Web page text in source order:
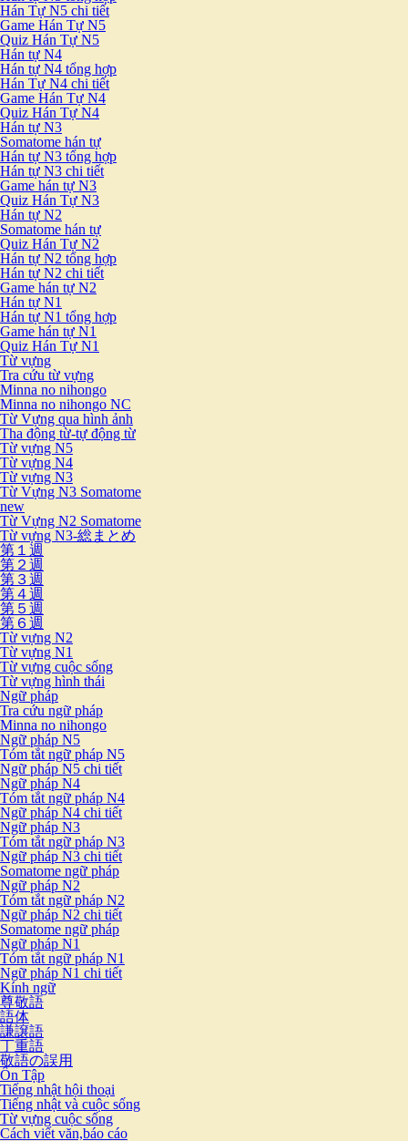
Hán Tự N5 chi tiết
Game Hán Tự N5
Quiz Hán Tự N5
Hán tự N4
Hán tự N4 tổng hợp
Hán Tự N4 chi tiết
Game Hán Tự N4
Quiz Hán Tự N4
Hán tự N3
Somatome hán tự
Hán tự N3 tổng hợp
Hán tự N3 chi tiết
Game hán tự N3
Quiz Hán Tự N3
Hán tự N2
Somatome hán tự
Quiz Hán Tự N2
Hán tự N2 tổng hợp
Hán tự N2 chi tiết
Game hán tự N2
Hán tự N1
Hán tự N1 tổng hợp
Game hán tự N1
Quiz Hán Tự N1
Từ vựng
Tra cứu từ vựng
Minna no nihongo
Minna no nihongo NC
Từ Vựng qua hình ảnh
Tha động từ-tự động từ
Từ vựng N5
Từ vựng N4
Từ vựng N3
Từ Vựng N3 Somatome
new
Từ Vựng N2 Somatome
Từ vựng N3-総まとめ
第１週
第２週
第３週
第４週
第５週
第６週
Từ vựng N2
Từ vựng N1
Từ vựng cuộc sống
Từ vựng hình thái
Ngữ pháp
Tra cứu ngữ pháp
Minna no nihongo
Ngữ pháp N5
Tóm tắt ngữ pháp N5
Ngữ pháp N5 chi tiết
Ngữ pháp N4
Tóm tắt ngữ pháp N4
Ngữ pháp N4 chi tiết
Ngữ pháp N3
Tóm tắt ngữ pháp N3
Ngữ pháp N3 chi tiết
Somatome ngữ pháp
Ngữ pháp N2
Tóm tắt ngữ pháp N2
Ngữ pháp N2 chi tiết
Somatome ngữ pháp
Ngữ pháp N1
Tóm tắt ngữ pháp N1
Ngữ pháp N1 chi tiết
Kính ngữ
尊敬語
語体
謙譲語
丁重語
敬語の誤用
Ôn Tập
Tiếng nhật hội thoại
Tiếng nhật và cuộc sống
Từ vựng cuộc sống
Cách viết văn,báo cáo